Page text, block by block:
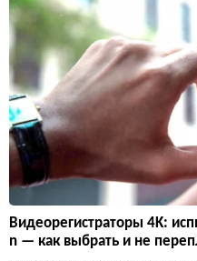
Видеорегистраторы 4K:
n — как выбрать и не